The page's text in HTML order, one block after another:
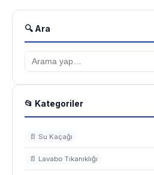
🔍 Ara
📂 Kategoriler
📄 Su Kaçağı
📄 Lavabo Tıkanıklığı